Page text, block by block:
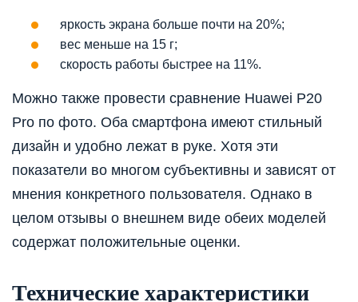
яркость экрана больше почти на 20%;
вес меньше на 15 г;
скорость работы быстрее на 11%.
Можно также провести сравнение Huawei P20
Pro по фото. Оба смартфона имеют стильный
дизайн и удобно лежат в руке. Хотя эти
показатели во многом субъективны и зависят от
мнения конкретного пользователя. Однако в
целом отзывы о внешнем виде обеих моделей
содержат положительные оценки.
Технические характеристики